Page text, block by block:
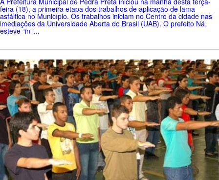
feira (18), a primeira etapa dos trabalhos de aplicação de lama
asfáltica no Município. Os trabalhos iniciam no Centro da cidade nas
imediações da Universidade Aberta do Brasil (UAB). O prefeito Ná,
esteve “in l...